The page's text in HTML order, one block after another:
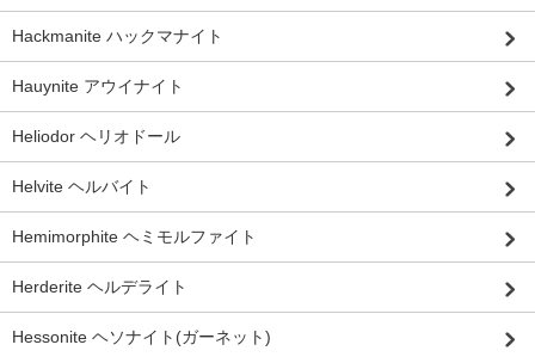
Hackmanite ハックマナイト
Hauynite アウイナイト
Heliodor ヘリオドール
Helvite ヘルバイト
Hemimorphite ヘミモルファイト
Herderite ヘルデライト
Hessonite ヘソナイト(ガーネット)